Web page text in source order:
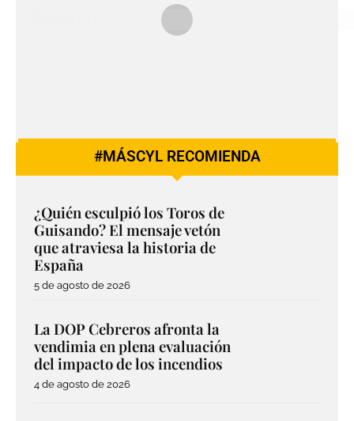
#MÁSCYL RECOMIENDA
¿Quién esculpió los Toros de
Guisando? El mensaje vetón
que atraviesa la historia de
España
5 de agosto de 2026
La DOP Cebreros afronta la
vendimia en plena evaluación
del impacto de los incendios
4 de agosto de 2026